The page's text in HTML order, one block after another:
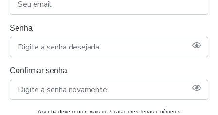
Senha
Confirmar senha
A senha deve conter: mais de 7 caracteres, letras e números